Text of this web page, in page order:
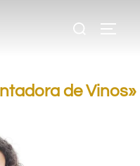
de Vinos»